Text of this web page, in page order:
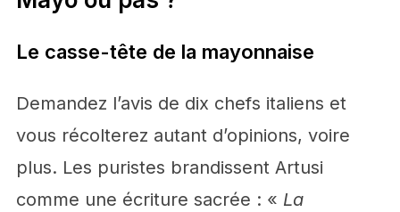
Le casse-tête de la mayonnaise
Demandez l’avis de dix chefs italiens et
vous récolterez autant d’opinions, voire
plus. Les puristes brandissent Artusi
comme une écriture sacrée : « La